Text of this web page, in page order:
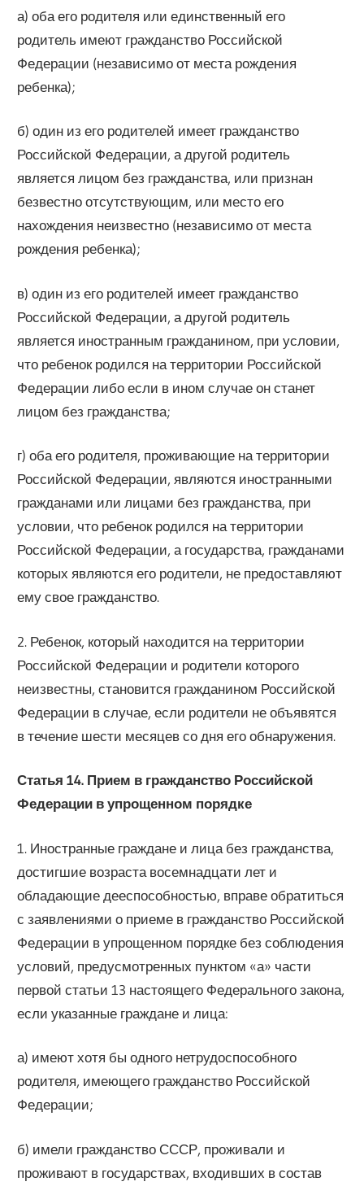
а) оба его родителя или единственный его
родитель имеют гражданство Российской
Федерации (независимо от места рождения
ребенка);
б) один из его родителей имеет гражданство
Российской Федерации, а другой родитель
является лицом без гражданства, или признан
безвестно отсутствующим, или место его
нахождения неизвестно (независимо от места
рождения ребенка);
в) один из его родителей имеет гражданство
Российской Федерации, а другой родитель
является иностранным гражданином, при условии,
что ребенок родился на территории Российской
Федерации либо если в ином случае он станет
лицом без гражданства;
г) оба его родителя, проживающие на территории
Российской Федерации, являются иностранными
гражданами или лицами без гражданства, при
условии, что ребенок родился на территории
Российской Федерации, а государства, гражданами
которых являются его родители, не предоставляют
ему свое гражданство.
2. Ребенок, который находится на территории
Российской Федерации и родители которого
неизвестны, становится гражданином Российской
Федерации в случае, если родители не объявятся
в течение шести месяцев со дня его обнаружения.
Статья 14. Прием в гражданство Российской
Федерации в упрощенном порядке
1. Иностранные граждане и лица без гражданства,
достигшие возраста восемнадцати лет и
обладающие дееспособностью, вправе обратиться
с заявлениями о приеме в гражданство Российской
Федерации в упрощенном порядке без соблюдения
условий, предусмотренных пунктом «а» части
первой статьи 13 настоящего Федерального закона,
если указанные граждане и лица:
а) имеют хотя бы одного нетрудоспособного
родителя, имеющего гражданство Российской
Федерации;
б) имели гражданство СССР, проживали и
проживают в государствах, входивших в состав